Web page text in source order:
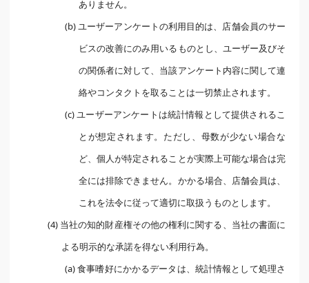
ありません。
(b) ユーザーアンケートの利用目的は、店舗会員のサー
ビスの改善にのみ用いるものとし、ユーザー及びそ
の関係者に対して、当該アンケート内容に関して連
絡やコンタクトを取ることは一切禁止されます。
(c) ユーザーアンケートは統計情報として提供されるこ
とが想定されます。ただし、母数が少ない場合な
ど、個人が特定されることが実際上可能な場合は完
全には排除できません。かかる場合、店舗会員は、
これを法令に従って適切に取扱うものとします。
(4) 当社の知的財産権その他の権利に関する、当社の書面に
よる明示的な承諾を得ない利用行為。
(a) 食事嗜好にかかるデータは、統計情報として処理さ